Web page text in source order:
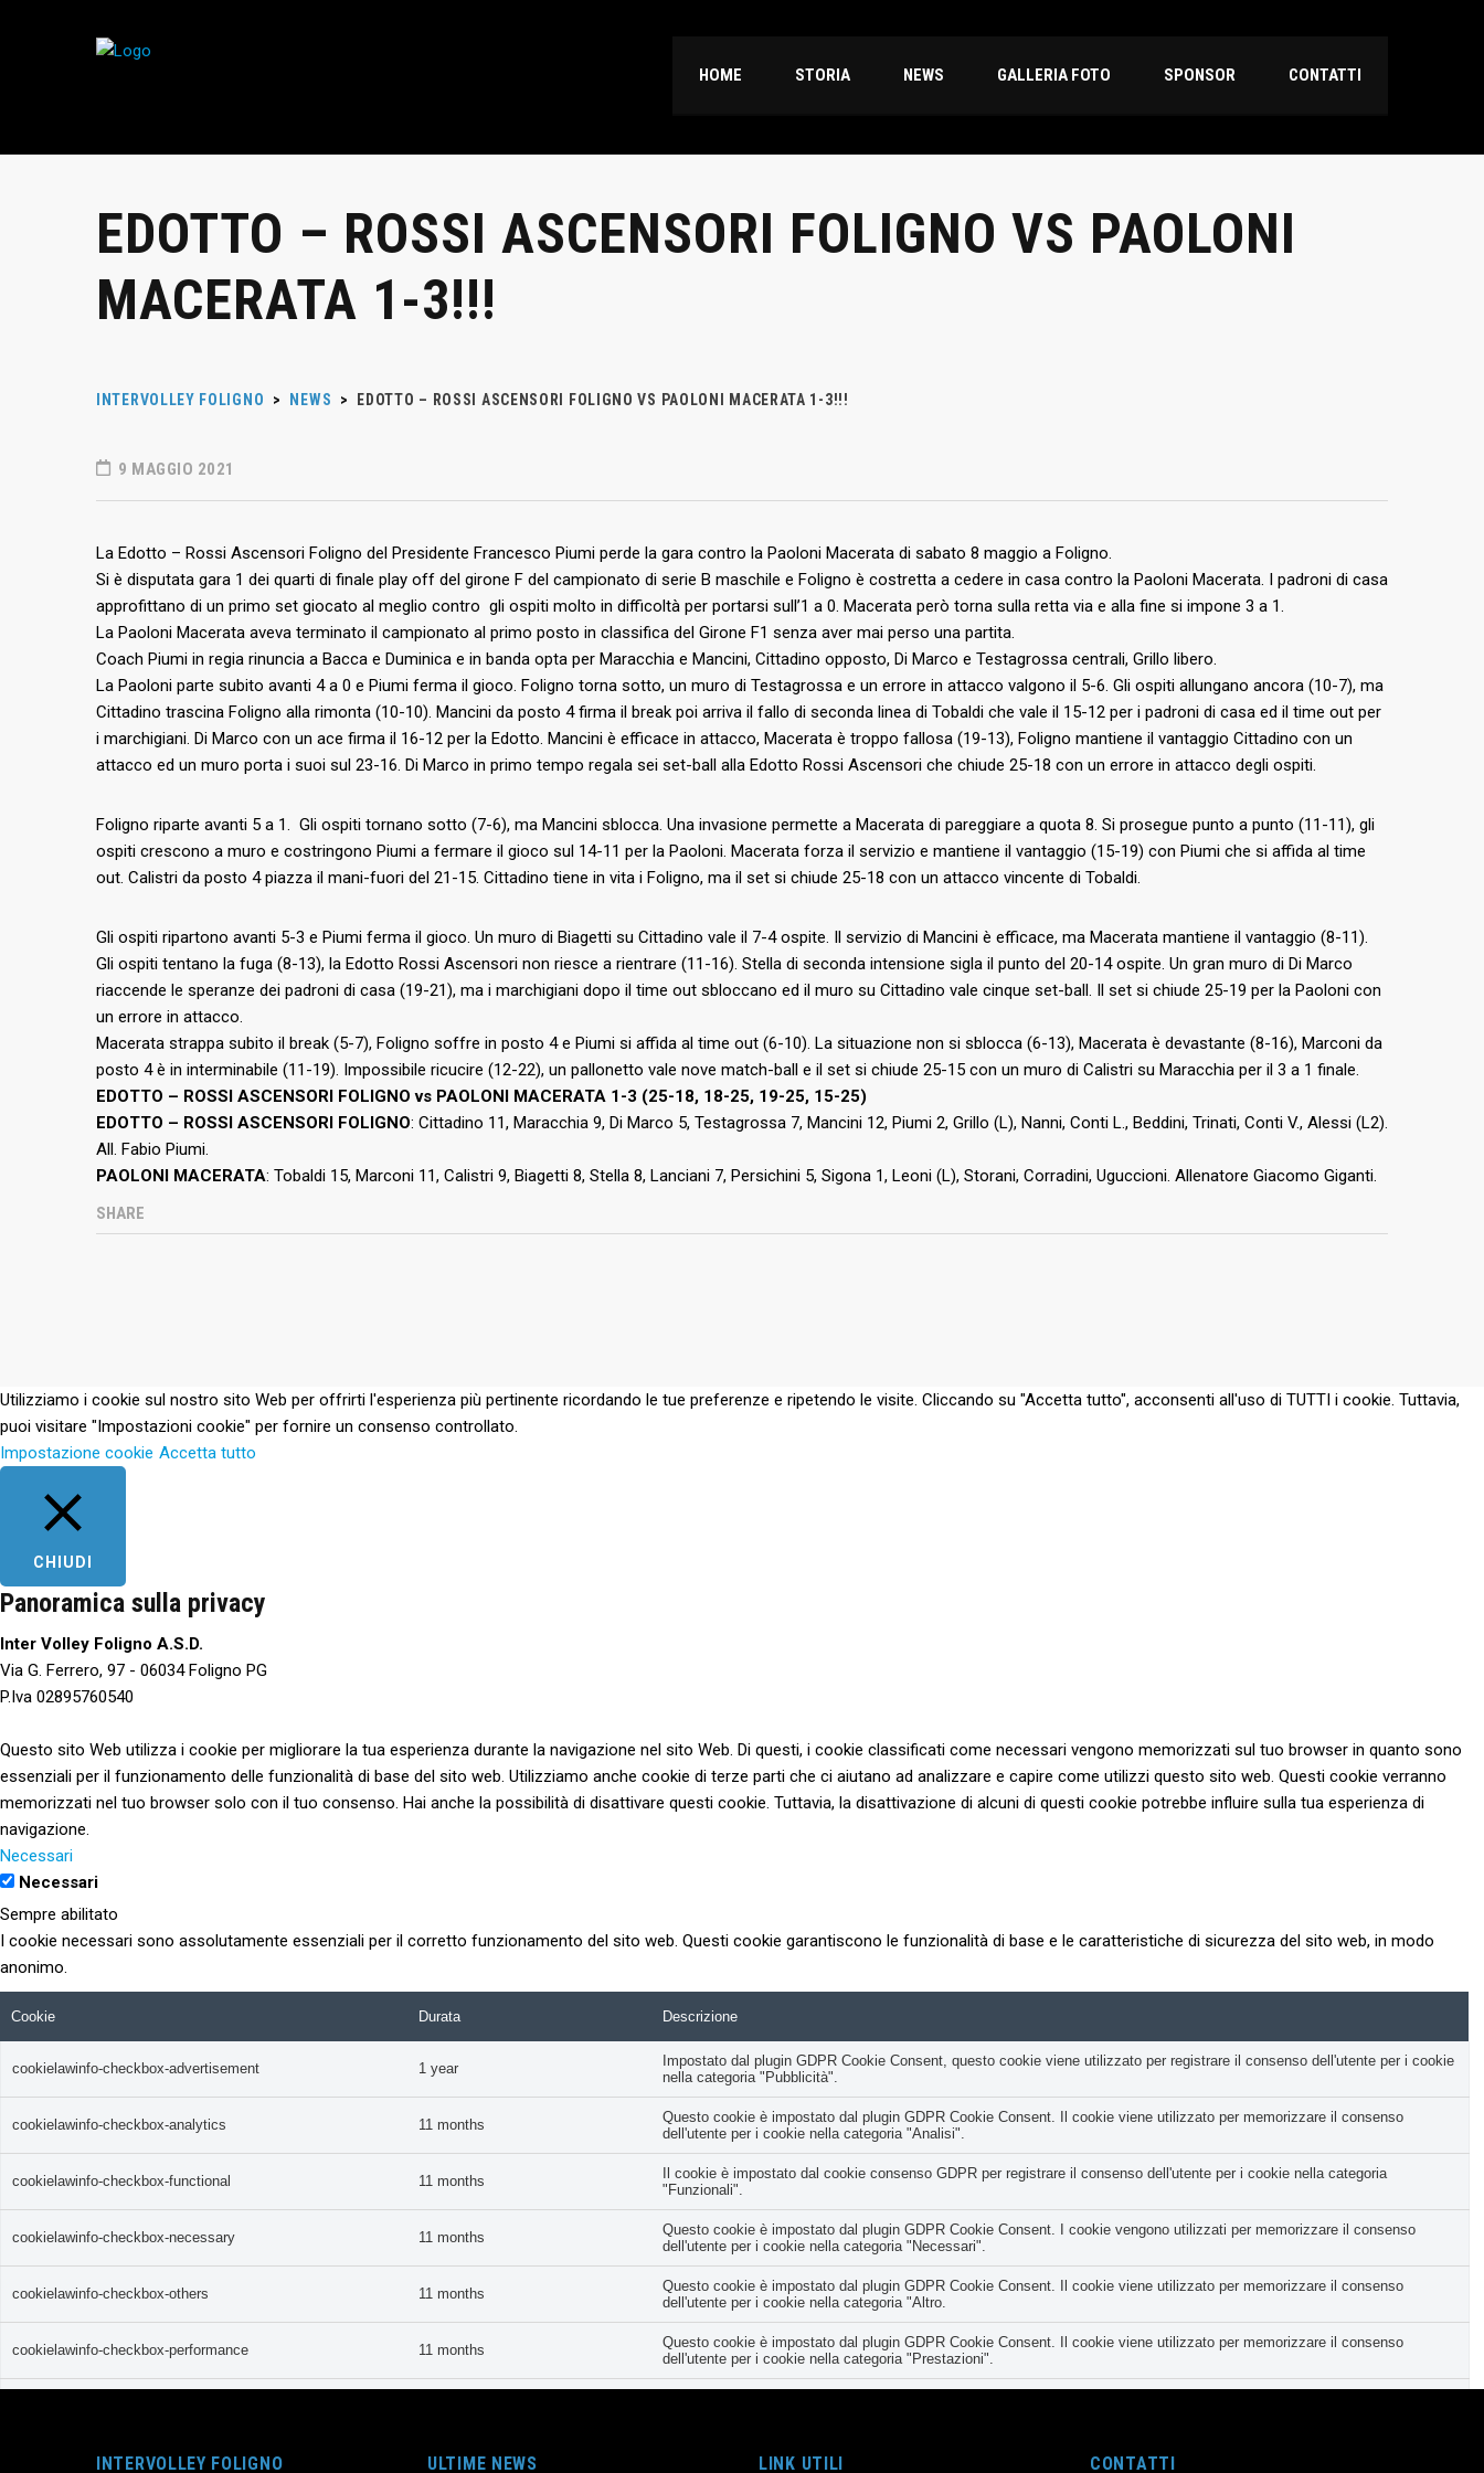
HOME STORIA NEWS GALLERIA FOTO SPONSOR CONTATTI
EDOTTO – ROSSI ASCENSORI FOLIGNO VS PAOLONI
MACERATA 1-3!!!
INTERVOLLEY FOLIGNO > NEWS > EDOTTO – ROSSI ASCENSORI FOLIGNO VS PAOLONI MACERATA 1-3!!!
9 MAGGIO 2021
La Edotto – Rossi Ascensori Foligno del Presidente Francesco Piumi perde la gara contro la Paoloni Macerata di sabato 8 maggio a Foligno.
Si è disputata gara 1 dei quarti di finale play off del girone F del campionato di serie B maschile e Foligno è costretta a cedere in casa contro la Paoloni Macerata. I padroni di casa
approfittano di un primo set giocato al meglio contro gli ospiti molto in difficoltà per portarsi sull’1 a 0. Macerata però torna sulla retta via e alla fine si impone 3 a 1.
La Paoloni Macerata aveva terminato il campionato al primo posto in classifica del Girone F1 senza aver mai perso una partita.
Coach Piumi in regia rinuncia a Bacca e Duminica e in banda opta per Maracchia e Mancini, Cittadino opposto, Di Marco e Testagrossa centrali, Grillo libero.
La Paoloni parte subito avanti 4 a 0 e Piumi ferma il gioco. Foligno torna sotto, un muro di Testagrossa e un errore in attacco valgono il 5-6. Gli ospiti allungano ancora (10-7), ma
Cittadino trascina Foligno alla rimonta (10-10). Mancini da posto 4 firma il break poi arriva il fallo di seconda linea di Tobaldi che vale il 15-12 per i padroni di casa ed il time out per
i marchigiani. Di Marco con un ace firma il 16-12 per la Edotto. Mancini è efficace in attacco, Macerata è troppo fallosa (19-13), Foligno mantiene il vantaggio Cittadino con un
attacco ed un muro porta i suoi sul 23-16. Di Marco in primo tempo regala sei set-ball alla Edotto Rossi Ascensori che chiude 25-18 con un errore in attacco degli ospiti.
Foligno riparte avanti 5 a 1. Gli ospiti tornano sotto (7-6), ma Mancini sblocca. Una invasione permette a Macerata di pareggiare a quota 8. Si prosegue punto a punto (11-11), gli
ospiti crescono a muro e costringono Piumi a fermare il gioco sul 14-11 per la Paoloni. Macerata forza il servizio e mantiene il vantaggio (15-19) con Piumi che si affida al time
out. Calistri da posto 4 piazza il mani-fuori del 21-15. Cittadino tiene in vita i Foligno, ma il set si chiude 25-18 con un attacco vincente di Tobaldi.
Gli ospiti ripartono avanti 5-3 e Piumi ferma il gioco. Un muro di Biagetti su Cittadino vale il 7-4 ospite. Il servizio di Mancini è efficace, ma Macerata mantiene il vantaggio (8-11).
Gli ospiti tentano la fuga (8-13), la Edotto Rossi Ascensori non riesce a rientrare (11-16). Stella di seconda intensione sigla il punto del 20-14 ospite. Un gran muro di Di Marco
riaccende le speranze dei padroni di casa (19-21), ma i marchigiani dopo il time out sbloccano ed il muro su Cittadino vale cinque set-ball. Il set si chiude 25-19 per la Paoloni con
un errore in attacco.
Macerata strappa subito il break (5-7), Foligno soffre in posto 4 e Piumi si affida al time out (6-10). La situazione non si sblocca (6-13), Macerata è devastante (8-16), Marconi da
posto 4 è in interminabile (11-19). Impossibile ricucire (12-22), un pallonetto vale nove match-ball e il set si chiude 25-15 con un muro di Calistri su Maracchia per il 3 a 1 finale.
EDOTTO – ROSSI ASCENSORI FOLIGNO vs PAOLONI MACERATA 1-3 (25-18, 18-25, 19-25, 15-25)
EDOTTO – ROSSI ASCENSORI FOLIGNO: Cittadino 11, Maracchia 9, Di Marco 5, Testagrossa 7, Mancini 12, Piumi 2, Grillo (L), Nanni, Conti L., Beddini, Trinati, Conti V., Alessi (L2).
All. Fabio Piumi.
PAOLONI MACERATA: Tobaldi 15, Marconi 11, Calistri 9, Biagetti 8, Stella 8, Lanciani 7, Persichini 5, Sigona 1, Leoni (L), Storani, Corradini, Uguccioni. Allenatore Giacomo Giganti.
SHARE
INTERVOLLEY FOLIGNO ULTIME NEWS LINK UTILI CONTATTI
Utilizziamo i cookie sul nostro sito Web per offrirti l'esperienza più pertinente ricordando le tue preferenze e ripetendo le visite. Cliccando su "Accetta tutto", acconsenti all'uso di TUTTI i cookie. Tuttavia,
puoi visitare "Impostazioni cookie" per fornire un consenso controllato.
Impostazione cookie Accetta tutto
CHIUDI
Panoramica sulla privacy
Inter Volley Foligno A.S.D.
Via G. Ferrero, 97 - 06034 Foligno PG
P.Iva 02895760540
Questo sito Web utilizza i cookie per migliorare la tua esperienza durante la navigazione nel sito Web. Di questi, i cookie classificati come necessari vengono memorizzati sul tuo browser in quanto sono
essenziali per il funzionamento delle funzionalità di base del sito web. Utilizziamo anche cookie di terze parti che ci aiutano ad analizzare e capire come utilizzi questo sito web. Questi cookie verranno
memorizzati nel tuo browser solo con il tuo consenso. Hai anche la possibilità di disattivare questi cookie. Tuttavia, la disattivazione di alcuni di questi cookie potrebbe influire sulla tua esperienza di
navigazione.
Necessari
Necessari
Sempre abilitato
I cookie necessari sono assolutamente essenziali per il corretto funzionamento del sito web. Questi cookie garantiscono le funzionalità di base e le caratteristiche di sicurezza del sito web, in modo
anonimo.
Cookie Durata Descrizione
cookielawinfo-checkbox-advertisement 1 year
Impostato dal plugin GDPR Cookie Consent, questo cookie viene utilizzato per registrare il consenso dell'utente per i cookie
nella categoria "Pubblicità".
cookielawinfo-checkbox-analytics 11 months
Questo cookie è impostato dal plugin GDPR Cookie Consent. Il cookie viene utilizzato per memorizzare il consenso
dell'utente per i cookie nella categoria "Analisi".
cookielawinfo-checkbox-functional 11 months
Il cookie è impostato dal cookie consenso GDPR per registrare il consenso dell'utente per i cookie nella categoria
"Funzionali".
cookielawinfo-checkbox-necessary 11 months
Questo cookie è impostato dal plugin GDPR Cookie Consent. I cookie vengono utilizzati per memorizzare il consenso
dell'utente per i cookie nella categoria "Necessari".
cookielawinfo-checkbox-others 11 months
Questo cookie è impostato dal plugin GDPR Cookie Consent. Il cookie viene utilizzato per memorizzare il consenso
dell'utente per i cookie nella categoria "Altro.
cookielawinfo-checkbox-performance 11 months
Questo cookie è impostato dal plugin GDPR Cookie Consent. Il cookie viene utilizzato per memorizzare il consenso
dell'utente per i cookie nella categoria "Prestazioni".
viewed_cookie_policy 11 months
Il cookie è impostato dal plugin GDPR Cookie Consent e viene utilizzato per memorizzare se l'utente ha acconsentito o